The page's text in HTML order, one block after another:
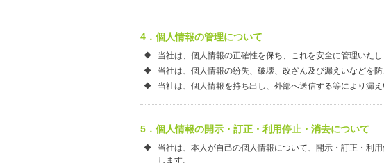
4．個人情報の管理について
当社は、個人情報の正確性を保ち、これを安全に管理いたし
当社は、個人情報の紛失、破壊、改ざん及び漏えいなどを
当社は、個人情報を持ち出し、外部へ送信する等により漏え
5．個人情報の開示・訂正・利用停止・消去について
当社は、本人が自己の個人情報について、開示・訂正・利
します。